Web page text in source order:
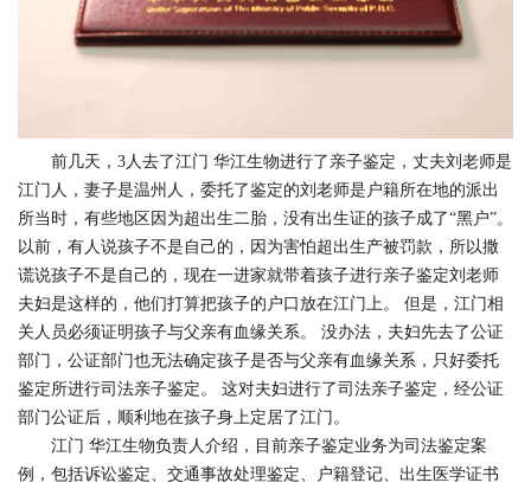
前几天，3人去了江门 华江生物进行了亲子鉴定，丈夫刘老师是
江门人，妻子是温州人，委托了鉴定的刘老师是户籍所在地的派出
所当时，有些地区因为超出生二胎，没有出生证的孩子成了“黑户”。
以前，有人说孩子不是自己的，因为害怕超出生产被罚款，所以撒
谎说孩子不是自己的，现在一进家就带着孩子进行亲子鉴定刘老师
夫妇是这样的，他们打算把孩子的户口放在江门上。 但是，江门相
关人员必须证明孩子与父亲有血缘关系。 没办法，夫妇先去了公证
部门，公证部门也无法确定孩子是否与父亲有血缘关系，只好委托
鉴定所进行司法亲子鉴定。 这对夫妇进行了司法亲子鉴定，经公证
部门公证后，顺利地在孩子身上定居了江门。
江门 华江生物负责人介绍，目前亲子鉴定业务为司法鉴定案
例，包括诉讼鉴定、交通事故处理鉴定、户籍登记、出生医学证书